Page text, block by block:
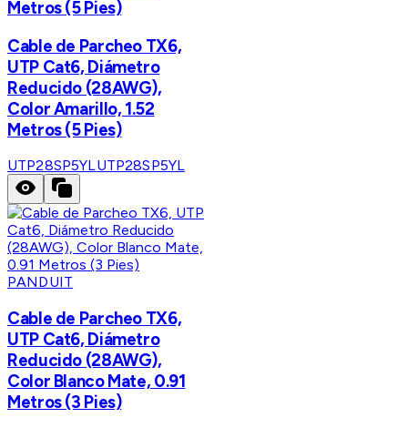
Metros (5 Pies)
Cable de Parcheo TX6,
UTP Cat6, Diámetro
Reducido (28AWG),
Color Amarillo, 1.52
Metros (5 Pies)
UTP28SP5YLUTP28SP5YL
PANDUIT
Cable de Parcheo TX6,
UTP Cat6, Diámetro
Reducido (28AWG),
Color Blanco Mate, 0.91
Metros (3 Pies)